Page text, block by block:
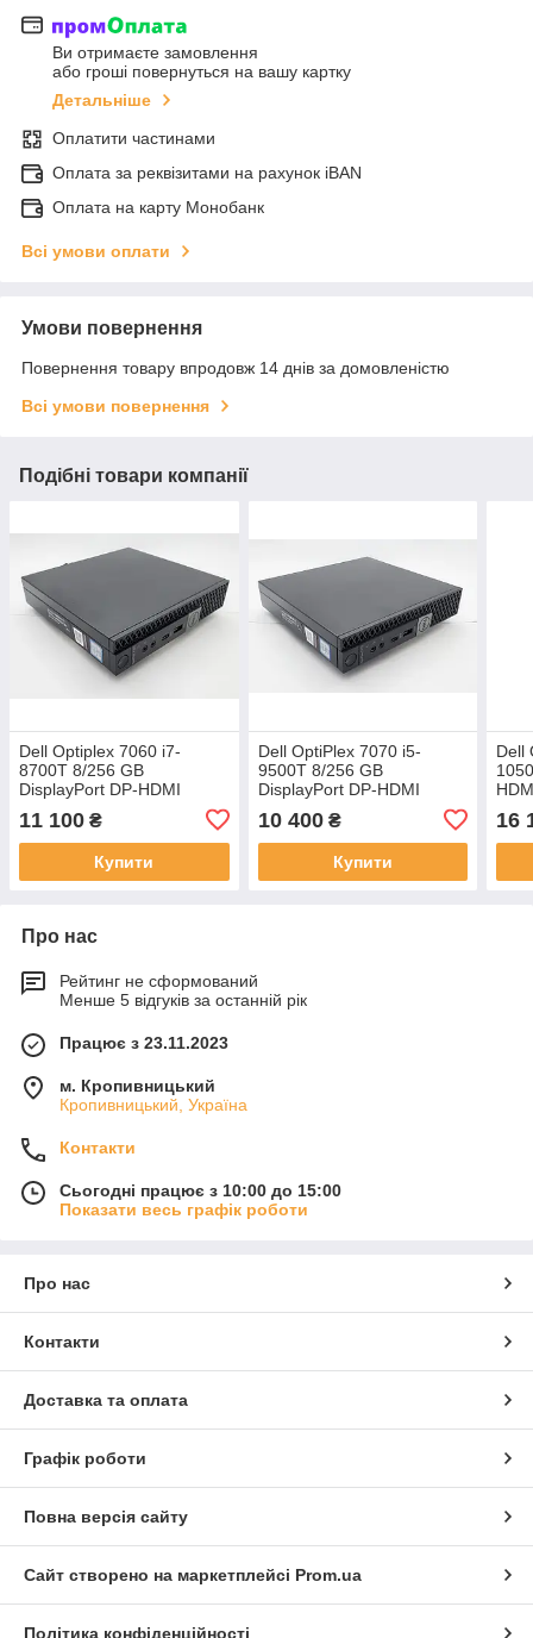
Ви отримаєте замовлення
або гроші повернуться на вашу картку
Детальніше
Оплатити частинами
Оплата за реквізитами на рахунок iBAN
Оплата на карту Монобанк
Всі умови оплати
Умови повернення
Повернення товару впродовж 14 днів за домовленістю
Всі умови повернення
Подібні товари компанії
Dell Optiplex 7060 i7-
8700T 8/256 GB
DisplayPort DP-HDMI
11 100 ₴
Купити
Dell OptiPlex 7070 i5-
9500T 8/256 GB
DisplayPort DP-HDMI
10 400₴
Купити
Dell
16
Про нас
Рейтинг не сформований
Менше 5 відгуків за останній рік
Працює з 23.11.2023
м. Кропивницький
Кропивницький, Україна
Контакти
Сьогодні працює з 10:00 до 15:00
Показати весь графік роботи
Про нас
Контакти
Доставка та оплата
Графік роботи
Повна версія сайту
Сайт створено на маркетплейсі Prom.ua
Політика конфіденційності